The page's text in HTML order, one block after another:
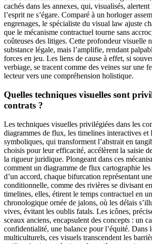
cachés dans les annexes, qui, visualisés,
l’esprit ne s’égare. Comparé à un horloger
engrenages, le spécialiste du visual law ajuste
que le mécanisme contractuel tourne sans
coûteuses des litiges. Cette profondeur visuelle
substance légale, mais l’amplifie, rendant
forces en jeu. Les liens de cause à effet, si
verbiage, se tracent comme des veines sur une
lecteur vers une compréhension holistique.
Quelles techniques visuelles sont
contrats ?
Les techniques visuelles privilégiées dans les
diagrammes de flux, les timelines interactives et
symboliques, qui transforment l’abstrait en
choisis pour leur efficacité, accélèrent la saisie
la rigueur juridique. Plongeant dans ces
comment un diagramme de flux cartographie les
d’un accord, chaque bifurcation représentant
conditionnelle, comme des rivières se divisant
timelines, elles, étirent le temps contractuel en
chronologique ornée de jalons, où les délais
vives, évitant les oublis fatals. Les icônes,
sceaux anciens, encapsulent des concepts : un
confidentialité, une balance pour l’équité. Dans
multiculturels, ces visuels transcendent les